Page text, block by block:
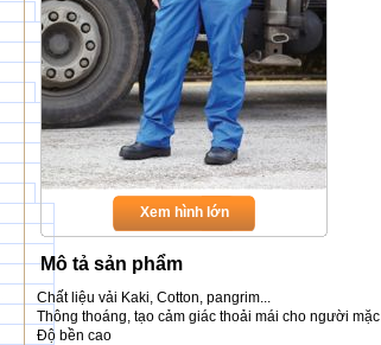
Xem hình lớn
Mô tả sản phẩm
Chất liệu vải Kaki, Cotton, pangrim...
Thông thoáng, tạo cảm giác thoải mái cho người mặc
Độ bền cao